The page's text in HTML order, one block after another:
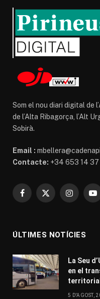
Som el nou diari digital de
de l’Alta Ribagorça, l’Alt
Sobirà.
Email :
Contacte: +34 653 14 37
Facebook
X
ÚLTIMES NOTÍCIES
La Seu
en el
territorial
5 D'AGOST,